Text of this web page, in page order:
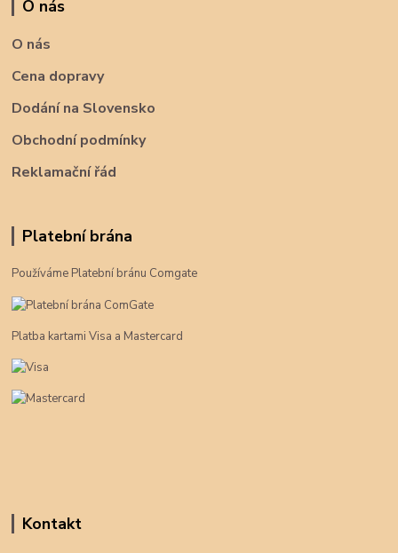
O nás
O nás
Cena dopravy
Dodání na Slovensko
Obchodní podmínky
Reklamační řád
Platební brána
Používáme Platební bránu Comgate
Platba kartami Visa a Mastercard
Kontakt